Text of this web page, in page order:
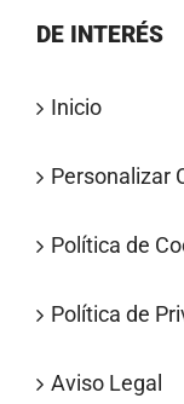
DE INTERÉS
Inicio
Personalizar
Política de
Política de
Aviso Legal